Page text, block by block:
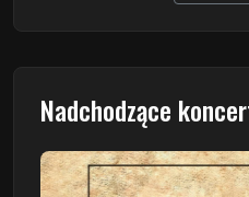
Nadchodzące